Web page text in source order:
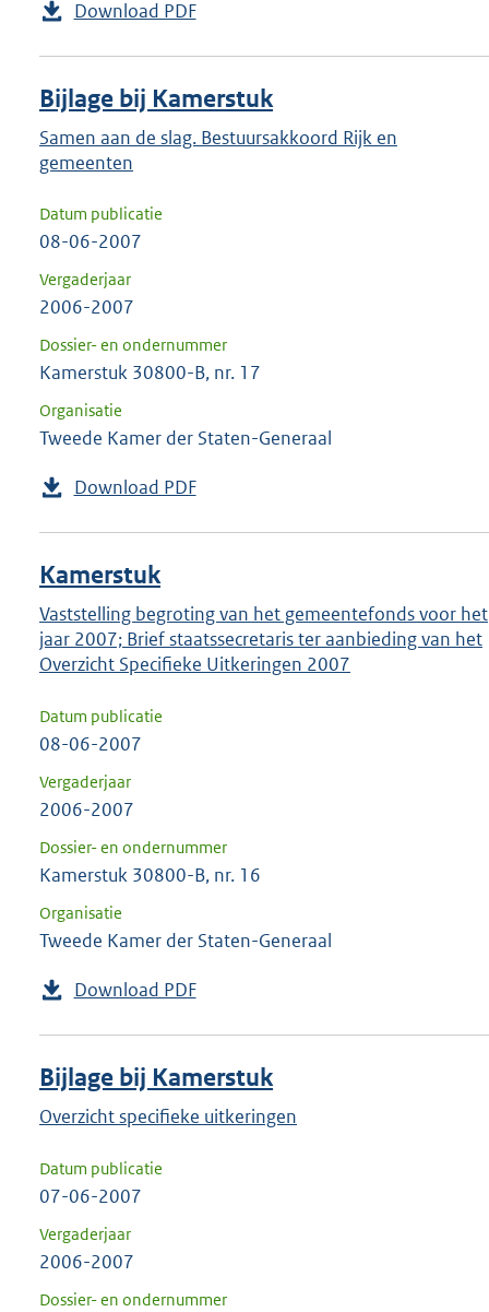
Download PDF
Bijlage bij Kamerstuk
Samen aan de slag. Bestuursakkoord Rijk en
gemeenten
Datum publicatie
08-06-2007
Vergaderjaar
2006-2007
Dossier- en ondernummer
Kamerstuk 30800-B, nr. 17
Organisatie
Tweede Kamer der Staten-Generaal
Download PDF
Kamerstuk
Vaststelling begroting van het gemeentefonds voor het
jaar 2007; Brief staatssecretaris ter aanbieding van het
Overzicht Specifieke Uitkeringen 2007
Datum publicatie
08-06-2007
Vergaderjaar
2006-2007
Dossier- en ondernummer
Kamerstuk 30800-B, nr. 16
Organisatie
Tweede Kamer der Staten-Generaal
Download PDF
Bijlage bij Kamerstuk
Overzicht specifieke uitkeringen
Datum publicatie
07-06-2007
Vergaderjaar
2006-2007
Dossier- en ondernummer